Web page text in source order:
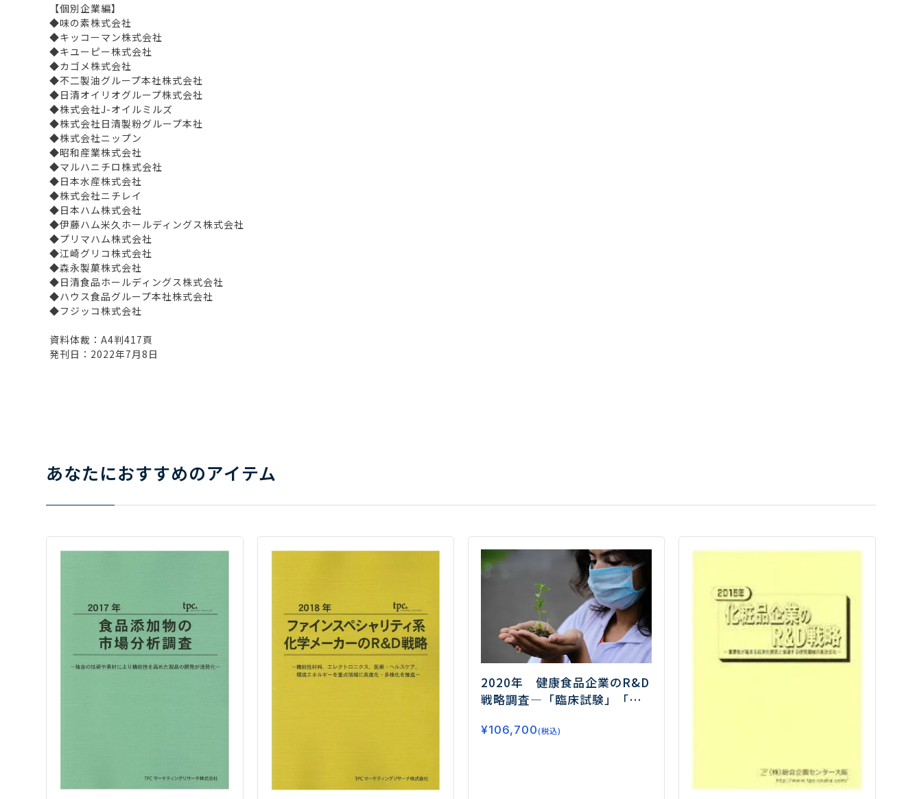
【個別企業編】
◆味の素株式会社
◆キッコーマン株式会社
◆キユーピー株式会社
◆カゴメ株式会社
◆不二製油グループ本社株式会社
◆日清オイリオグループ株式会社
◆株式会社J-オイルミルズ
◆株式会社日清製粉グループ本社
◆株式会社ニップン
◆昭和産業株式会社
◆マルハニチロ株式会社
◆日本水産株式会社
◆株式会社ニチレイ
◆日本ハム株式会社
◆伊藤ハム米久ホールディングス株式会社
◆プリマハム株式会社
◆江崎グリコ株式会社
◆森永製菓株式会社
◆日清食品ホールディングス株式会社
◆ハウス食品グループ本社株式会社
◆フジッコ株式会社
資料体裁：A4判417頁
発刊日：2022年7月8日
あなたにおすすめのアイテム
2020年 健康食品企業のR&D
戦略調査―「臨床試験」「製
の活発化―
¥106,700(税込)